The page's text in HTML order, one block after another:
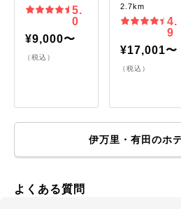
5.
0
¥9,000〜
（税込）
2.7km
4.
9
¥17,001〜
（税込）
伊万里・有田のホ
よくある質問